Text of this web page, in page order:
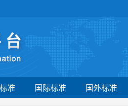
准 国际标准 国外标准